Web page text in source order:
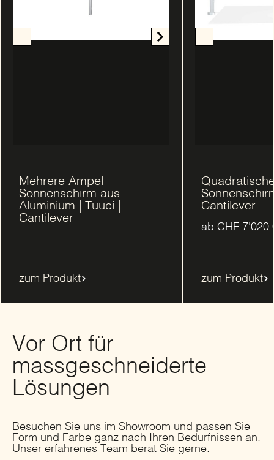
Mehrere Ampel
Sonnenschirm aus
Aluminium | Tuuci |
Cantilever
zum Produkt
Cantilever
ab CHF
zum Produkt
Vor Ort für
massgeschneiderte
Lösungen
Besuchen Sie uns im Showroom und passen Sie
Form und Farbe ganz nach Ihren Bedürfnissen an.
Unser erfahrenes Team berät Sie gerne.